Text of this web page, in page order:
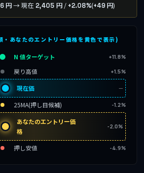
円→ 現在 2,405 円 / +2.08%(+49 円)
・あなたのエントリー価格を黄色で表示)
N 値ターゲット +11.8%
戻り高値 +1.5%
現在価 ─
25MA(押し目候補) -1.2%
あなたのエントリー価
格
-2.0%
押し安値 -4.9%